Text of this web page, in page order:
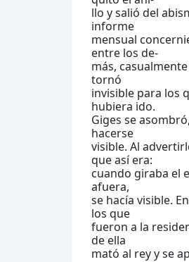
llo y salió del
informe
mensual
entre los de-
más,
tornó
invisible para los
hubiera ido.
Giges se
hacerse
visible. Al
que así era:
cuando giraba el
afuera,
se hacía visible.
los que
fueron a la
de ella
mató al rey y se